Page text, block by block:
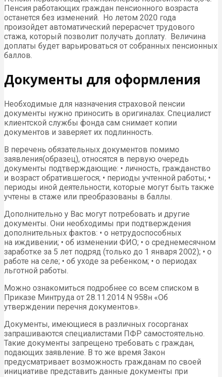
Пенсия работающих граждан пенсионного возраста
останется без изменений. Но летом 2020 года
произойдет автоматический перерасчет трудового
стажа, который позволит получать доплату. Величина
доплаты будет варьироваться от собранных пенсионных
баллов.
Документы для оформления
Необходимые для назначения страховой пенсии
документы нужно приносить в оригиналах. Специалист
клиентской службы фонда сам снимает копии
документов и заверяет их подлинность.
В перечень обязательных документов помимо
заявления(образец), относятся в первую очередь
документы подтверждающие: • личность, гражданство
и возраст обратившегося; • периоды учтенной работы; •
периоды иной деятельности, которые могут быть также
учтены в стаже или преобразованы в баллы.
Дополнительно у Вас могут потребовать и другие
документы. Они необходимы при подтверждения
дополнительных фактов: • о нетрудоспособных
на иждивении; • об изменении ФИО; • о среднемесячном
заработке за 5 лет подряд (только до 1 января 2002); • о
работе на селе; • об уходе за ребенком; • о периодах
льготной работы.
Можно ознакомиться подробнее со всем списком в
Приказе Минтруда от 28.11.2014 N 958н «Об
утверждении перечня документов».
Документы, имеющиеся в различных госорганах
запрашиваются специалистами ПФР самостоятельно.
Такие документы запрещено требовать с граждан,
подающих заявление. В то же время Закон
предусматривает возможность гражданам по своей
инициативе представить данные документы при